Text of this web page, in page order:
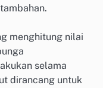
menghitung nilai
selama
dirancang untuk